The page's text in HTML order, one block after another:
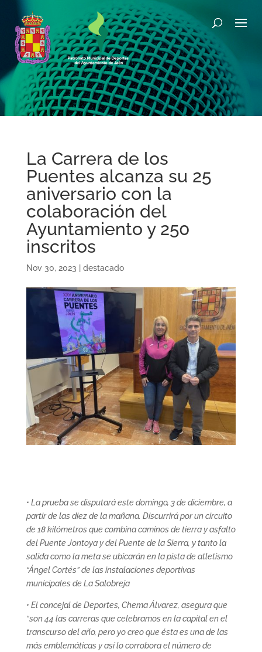
La Carrera de los
Puentes alcanza su 25
aniversario con la
colaboración del
Ayuntamiento y 250
inscritos
Nov 30, 2023 destacado
• La prueba se disputará este domingo, 3 de diciembre, a
partir de las diez de la mañana. Discurrirá por un circuito
de 18 kilómetros que combina caminos de tierra y asfalto
del Puente Jontoya y del Puente de la Sierra, y tanto la
salida como la meta se ubicarán en la pista de atletismo
“Ángel Cortés” de las instalaciones deportivas
municipales de La Salobreja
• El concejal de Deportes, Chema Álvarez, asegura que
“son 44 las carreras que celebramos en la capital en el
transcurso del año, pero yo creo que ésta es una de las
más emblemáticas y así lo corrobora el número de